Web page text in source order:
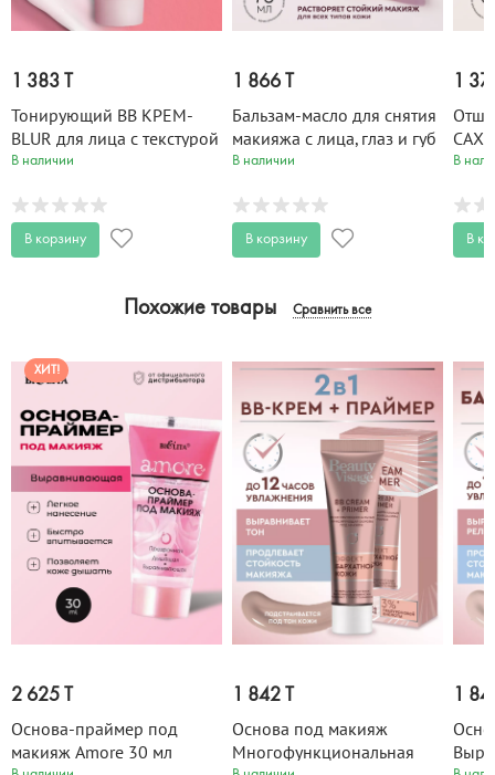
1 383 T
Тонирующий ВВ КРЕМ-
BLUR для лица с текстурой
кашемира 45+ Cashmere
В наличии
В корзину
1 866 T
Бальзам-масло для снятия
макияжа с лица, глаз и губ
Cashmere 75 мл
В наличии
В корзину
1
лица
В
В
Похожие товары Сравнить все
ХИТ!
2 625 T
Основа-праймер под
макияж Amore 30 мл
1 842 T
Основа под макияж
Многофункциональная
1